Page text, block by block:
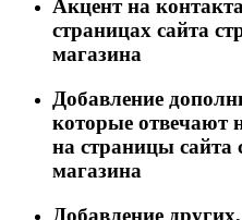
Акцент на
страницах сайта
магазина
Добавление
которые отвечают
на страницы сайта
магазина
Добавление